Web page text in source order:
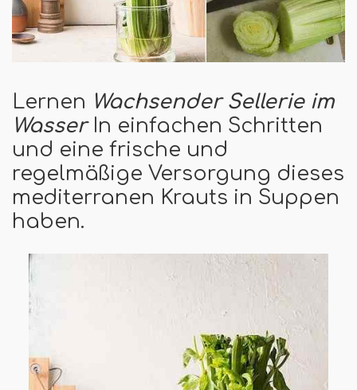
Lernen Wachsender Sellerie im
WasserIn einfachen Schritten
und eine frische und
regelmäßige Versorgung dieses
mediterranen Krauts in Suppen
haben.